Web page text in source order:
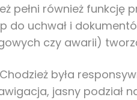
również funkcję
do uchwał i
czy awarii)
była
jasny podział